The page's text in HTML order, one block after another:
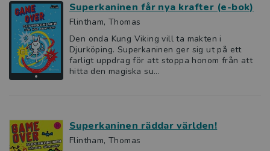
Superkaninen får nya krafter (e-bok)
Flintham, Thomas
Den onda Kung Viking vill ta makten i
Djurköping. Superkaninen ger sig ut på ett
farligt uppdrag för att stoppa honom från att
hitta den magiska su...
Superkaninen räddar världen!
Flintham, Thomas